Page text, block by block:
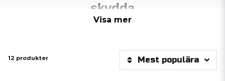
skydda
Plast- och vinyl­ytor i bilen utsätts dagligen för smuts, UV-strålning och
Effektiv rengöring
Visa mer
12 produkter Mest populära